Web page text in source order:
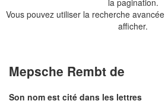
Vous pouvez utiliser la recherche
afficher.
Mepsche Rembt de
Son nom est cité dans les lettres